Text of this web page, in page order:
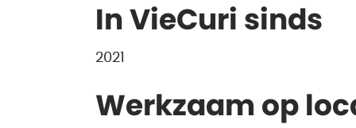
In VieCuri sinds
2021
Werkzaam op